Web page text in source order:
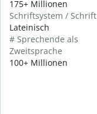
175+ Millionen
Schriftsystem / Schrift
Lateinisch
# Sprechende als
Zweitsprache
100+ Millionen